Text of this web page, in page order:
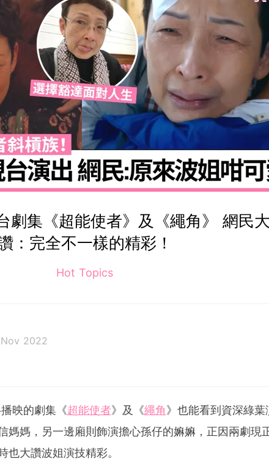
劇集《超能使者》及《繩角》 網民大
：完全不一樣的精彩！
Hot Topics
2022
映的劇集《超能使者》及《繩角》也能看到資深綠葉
媽媽，另一邊廂則飾演擔心孫仔的嫲嫲，正因兩劇現
也大讚波姐演技精彩。